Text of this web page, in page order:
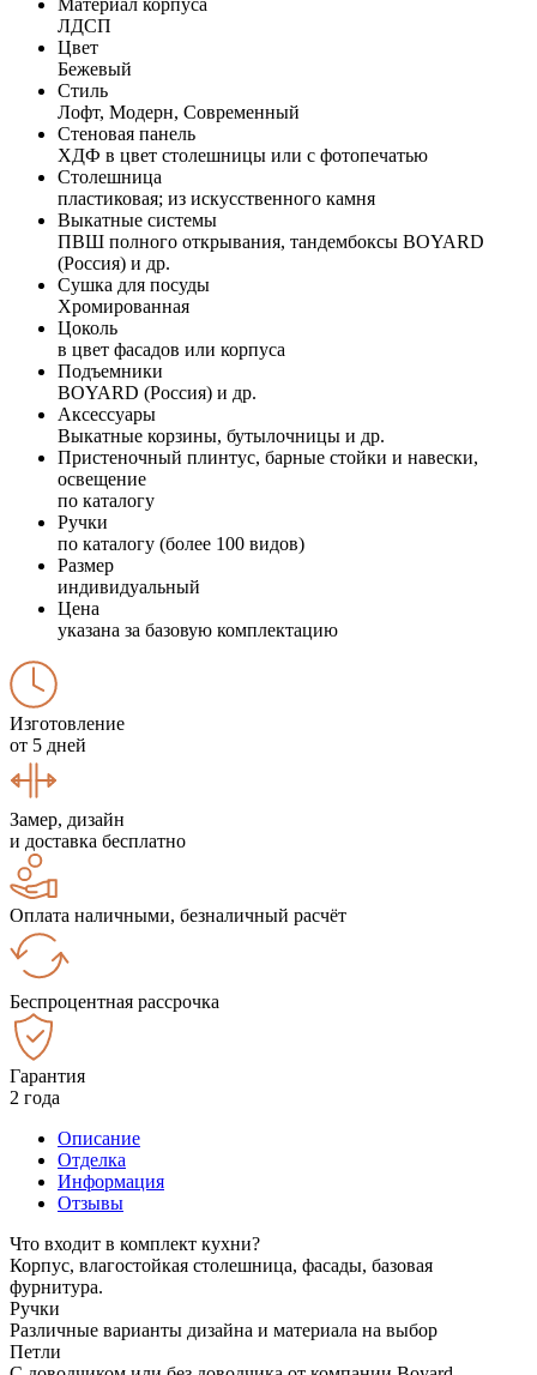
ЛДСП
Цвет
Бежевый
Стиль
Лофт, Модерн, Современный
Стеновая панель
ХДФ в цвет столешницы или с фотопечатью
Столешница
пластиковая; из искусственного камня
Выкатные системы
ПВШ полного открывания, тандембоксы BOYARD
(Россия) и др.
Сушка для посуды
Хромированная
Цоколь
в цвет фасадов или корпуса
Подъемники
BOYARD (Россия) и др.
Аксессуары
Выкатные корзины, бутылочницы и др.
Пристеночный плинтус, барные стойки и навески,
освещение
по каталогу
Ручки
по каталогу (более 100 видов)
Размер
индивидуальный
Цена
указана за базовую комплектацию
Изготовление
от 5 дней
Замер, дизайн
и доставка бесплатно
Оплата наличными, безналичный расчёт
Беспроцентная рассрочка
Гарантия
2 года
Описание
Отделка
Информация
Отзывы
Что входит в комплект кухни?
Корпус, влагостойкая столешница, фасады, базовая
фурнитура.
Ручки
Различные варианты дизайна и материала на выбор
Петли